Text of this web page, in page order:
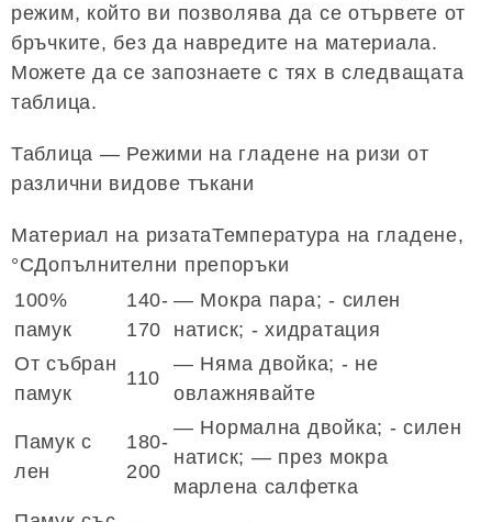
режим, който ви позволява да се отървете от
бръчките, без да навредите на материала.
Можете да се запознаете с тях в следващата
таблица.
Таблица — Режими на гладене на ризи от
различни видове тъкани
Материал на ризатаТемпература на гладене,
°CДопълнителни препоръки
100%
памук
140-
170
— Мокра пара; - силен
натиск; - хидратация
От събран
памук
110
— Няма двойка; - не
овлажнявайте
Памук с
лен
180-
200
— Нормална двойка; - силен
натиск; — през мокра
марлена салфетка